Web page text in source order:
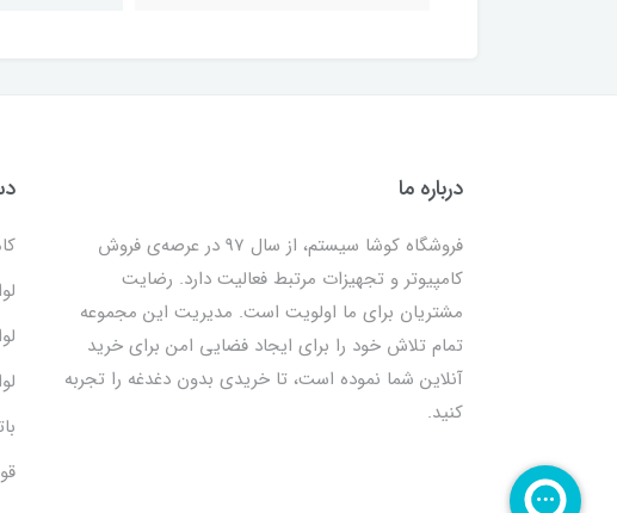
درباره ما
فروشگاه کوشا سیستم، از سال 97 در عرصه‌ی فروش
کامپیوتر و تجهیزات مرتبط فعالیت دارد. رضایت
مشتریان برای ما اولویت است. مدیریت این مجموعه
تمام تلاش خود را برای ایجاد فضایی امن برای خرید
آنلاین شما نموده است، تا خریدی بدون دغدغه را تجربه
کنید.